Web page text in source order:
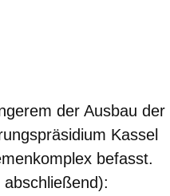
der Ausbau der
Kassel
befasst.